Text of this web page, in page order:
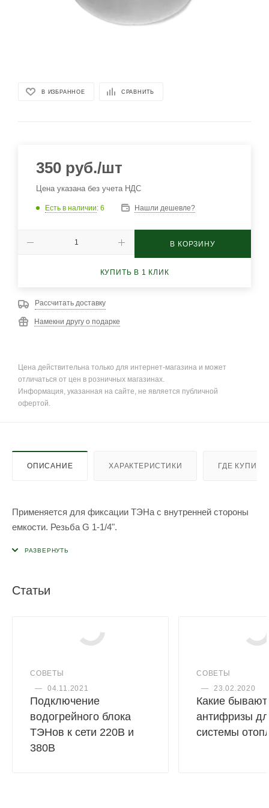
В ИЗБРАННОЕ СРАВНИТЬ
350 руб./шт
Цена указана без учета НДС
Есть в наличии: 6 Нашли дешевле?
В КОРЗИНУ
КУПИТЬ В 1 КЛИК
Рассчитать доставку
Намекни другу о подарке
Цена действительна только для интернет-магазина и может
отличаться от цен в розничных магазинах.
Информация, указанная на сайте, не является публичной
офертой.
ОПИСАНИЕ ХАРАКТЕРИСТИКИ ГДЕ КУПИТЬ
Применяется для фиксации ТЭНа с внутренней стороны
емкости. Резьба G 1-1/4".
Статьи
СОВЕТЫ
—
04.11.2021
Подключение
водогрейного блока
ТЭНов к сети 220В и
380В
СОВЕТЫ
—
23.02.2020
Какие бывают
антифризы
системы